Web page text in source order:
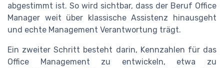
abgestimmt ist. So wird sichtbar, dass der Beruf Office
Manager weit über klassische Assistenz hinausgeht
und echte Management Verantwortung trägt.
Ein zweiter Schritt besteht darin, Kennzahlen für das
Office Management zu entwickeln, etwa zu